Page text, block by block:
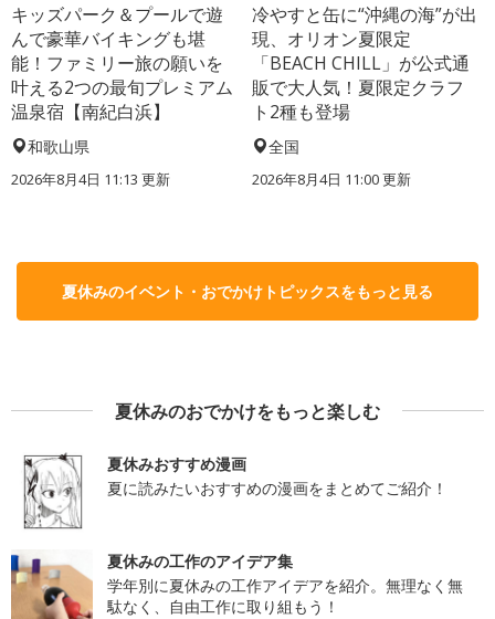
キッズパーク＆プールで遊
んで豪華バイキングも堪
能！ファミリー旅の願いを
叶える2つの最旬プレミアム
温泉宿【南紀白浜】
和歌山県
2026年8月4日 11:13 更新
冷やすと缶に“沖縄の海”が出
現、オリオン夏限定
「BEACH CHILL」が公式通
販で大人気！夏限定クラフ
ト2種も登場
全国
2026年8月4日 11:00更新
夏休みのイベント・おでかけトピックスをもっと見る
夏休みのおでかけをもっと楽しむ
夏休みおすすめ漫画
夏に読みたいおすすめの漫画をまとめてご紹介！
夏休みの工作のアイデア集
学年別に夏休みの工作アイデアを紹介。無理なく無
駄なく、自由工作に取り組もう！